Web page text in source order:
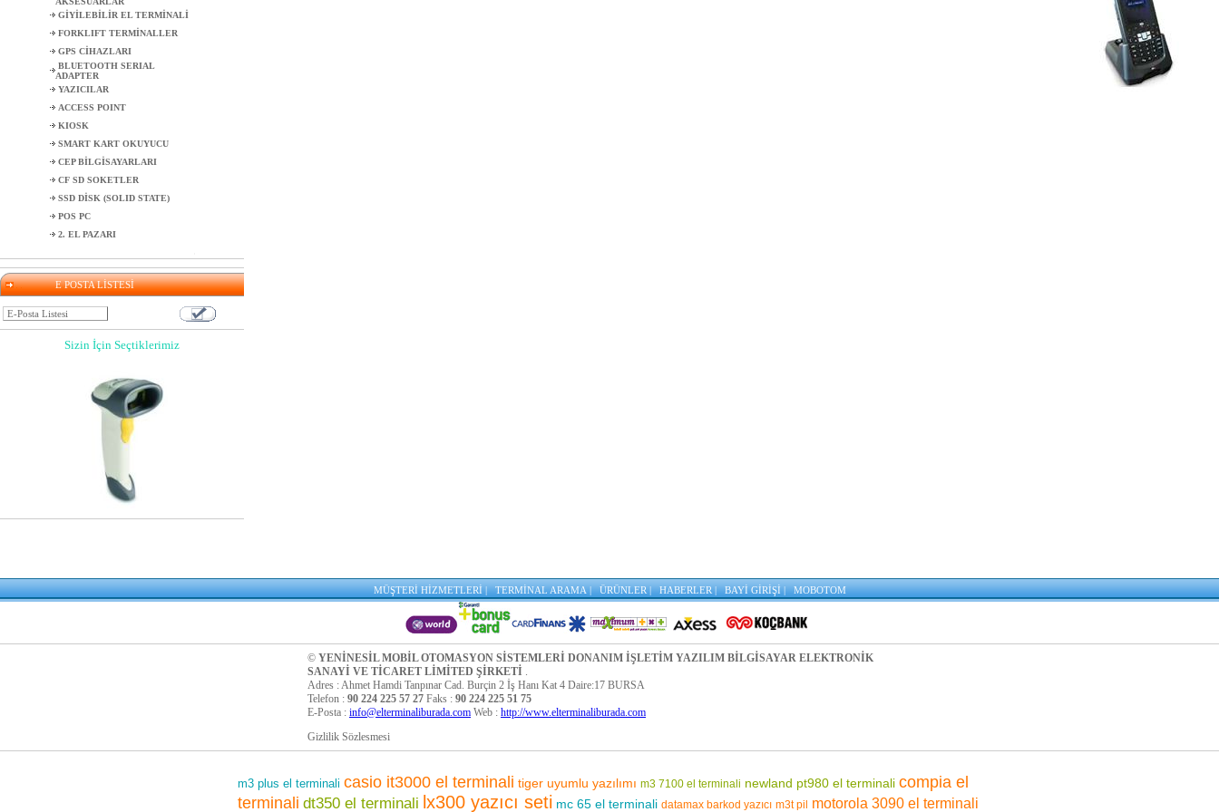
GİYİLEBİLİR EL TERMİNALİ
FORKLIFT TERMİNALLER
GPS CİHAZLARI
BLUETOOTH SERIAL
ADAPTER
YAZICILAR
ACCESS POINT
KIOSK
SMART KART OKUYUCU
CEP BİLGİSAYARLARI
CF SD SOKETLER
SSD DİSK (SOLID STATE)
POS PC
2. EL PAZARI
E POSTA LİSTESİ
Sizin İçin Seçtiklerimiz
»» Teknik Servis
Teknik Servis Verdiğimiz
Eta Uyumlu El Terminali
Özel Çözümler
MÜŞTERİ HİZMETLERİ | TERMİNAL ARAMA | ÜRÜNLER | HABERLER | BAYİ GİRİŞİ | MOBOTOM
© YENİNESİL MOBİL OTOMASYON SİSTEMLERİ DONANIM İŞLETİM YAZILIM BİLGİSAYAR ELEKTRONİK
SANAYİ VE TİCARET LİMİTED ŞİRKETİ .
Adres : Ahmet Hamdi Tanpınar Cad. Burçin 2 İş Hanı Kat 4 Daire:17 BURSA
Telefon : 90 224 225 57 27 Faks : 90 224 225 51 75
E-Posta : info@elterminaliburada.com Web : http://www.elterminaliburada.com
Gizlilik Sözlesmesi
m3 plus el terminali casio it3000 el terminali tiger uyumlu yazılımı m3 7100 el terminali newland pt980 el terminali compia el
terminali dt350 el terminali lx300 yazıcı seti mc 65 el terminali datamax barkod yazıcı m3t pil motorola 3090 el terminali